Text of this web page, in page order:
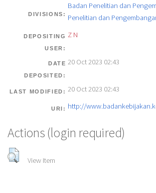
DIVISIONS:
Badan Penelitian dan
Penelitian dan
DEPOSITING
USER:
Z N
DATE
DEPOSITED:
20 Oct 2023 02:43
LAST MODIFIED: 20 Oct 2023 02:43
URI: http://
Actions (login required)
View Item